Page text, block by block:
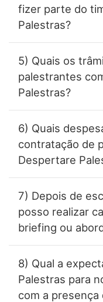
fizer parte do
Palestras?
5) Quais os
palestrantes
Palestras?
6) Quais
contratação de
Despertare
7) Depois de
posso realizar
briefing ou
8) Qual a
Palestras para
com a